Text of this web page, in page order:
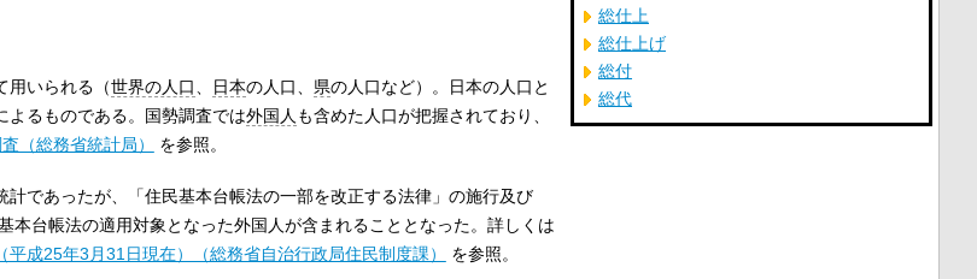
用いられる（世界の人口 日本の人口、 県の人口など）。日本の人口と
よるものである。国勢調査では外国人 も含めた人口が把握されており、
（総務省統計局） を参照。
計であったが、「住民基本台帳法の一部を改正する法律」の施行及び
本台帳法の適用対象となった外国人が含まれることとなった。詳しくは
成25年3月31日現在）（総務省自治行政局住民制度課）
を参照。
総仕上
総仕上げ
総付
総代